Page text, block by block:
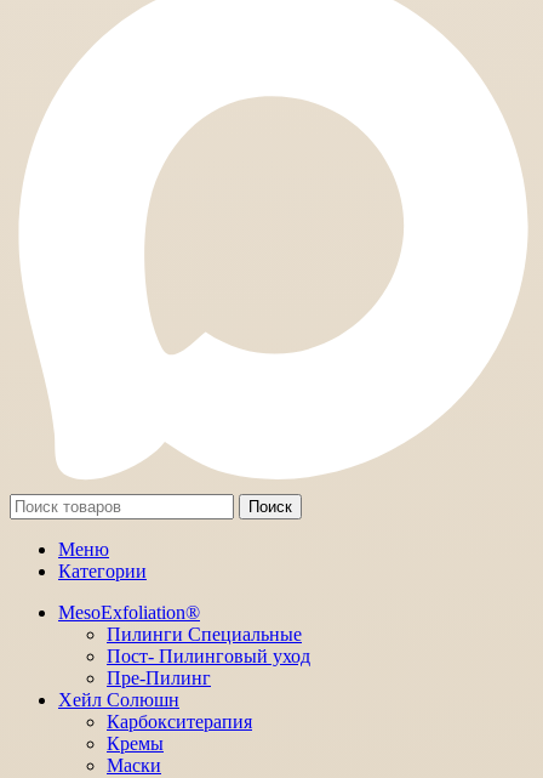
Поиск
Меню
Категории
MesoExfoliation®
Пилинги Специальные
Пост- Пилинговый уход
Пре-Пилинг
Хейл Солюшн
Карбокситерапия
Кремы
Маски